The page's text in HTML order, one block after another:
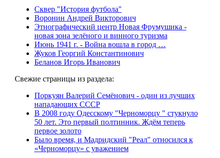
Сквер "История футбола"
Воронин Андрей Викторович
Этнографический центр Новая Фрумушика -
новая зона зелёного и винного туризма
Июнь 1941 г. - Война вошла в город …
Жуков Георгий Константинович
Беланов Игорь Иванович
Свежие страницы из раздела:
Поркуян Валерий Семёнович - один из лучших
нападающих СССР
В 2008 году Одесскому "Черноморцу " стукнуло
50 лет. Это первый полтинник. Ждём теперь
первое золото
Было время, и Мадридский "Реал" относился к
«Черноморцу» с уважением